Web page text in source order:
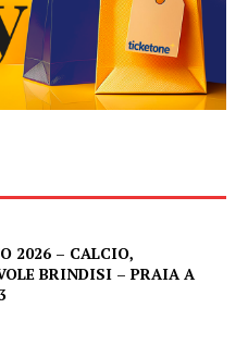
2026 – CALCIO,
BRINDISI – PRAIA A